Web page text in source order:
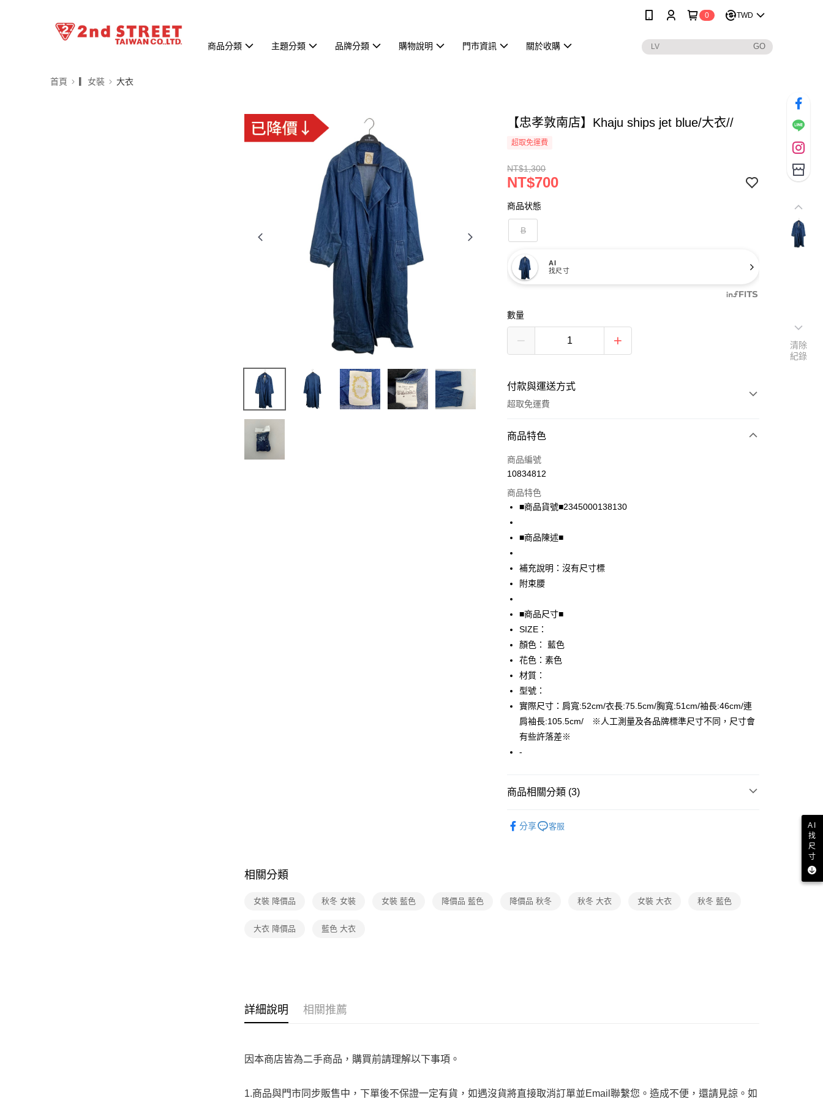
0 TWD
商品分類 主題分類 品牌分類 購物說明 門市資訊 關於收購
首頁 ▎女裝 大衣
【忠孝敦南店】Khaju ships jet blue/大衣//
超取免運費
NT$1,300
NT$700
商品状態
B
AI
找尺寸
數量
付款與運送方式
超取免運費
付款方式
信用卡一次付款
LINE Pay
Apple Pay
悠遊付
AFTEE先享後付
相關說明
【關於「AFTEE先享後付」】
AFTEE先享後付是「在收到商品之後才付款」的支付方式。 讓您購物簡單
便利好安心！
１．簡單：不需註冊會員、不需綁卡、不需儲值。
２．便利：只要手機號碼，簡訊認證，即可結帳。
【「AFTEE先享後付」結帳流程】
１．於結帳方式選擇「AFTEE先享後付」後，將跳轉至「AFTEE先享後
付」結帳頁面，進行簡訊認證並確認金額後，即可完成結帳。
２．訂單成立數日內，您將收到繳費通知簡訊。
※ 請注意：結帳手續完成當下不需立刻繳費，但若您需要取消訂單，請聯
絡購買商品的店家。未經商家同意取消之訂單仍視為有效，需透過AFTEE
※ 交易是否成功請以「AFTEE先享後付 」之結帳頁面顯示為準，若有關於
是否繳費成功／繳費後需取消欲退款等相關疑問，請聯繫「AFTEE先享後
求債權轉讓予恩沛科技股份有限公司。
２．關於個人資料處理事宜，請瀏覽以下網址：
運送方式
全家取貨付款
免運費
付款後全家取貨
免運費
免運費
商品特色
商品編號
10834812
商品特色
■商品貨號■2345000138130
■商品陳述■
補充說明：沒有尺寸標
附束腰
■商品尺寸■
SIZE：
顏色： 藍色
花色：素色
材質：
型號：
實際尺寸：肩寬:52cm/衣長:75.5cm/胸寬:51cm/袖長:46cm/連
肩袖長:105.5cm/ ※人工測量及各品牌標準尺寸不同，尺寸會
有些許落差※
-
商品相關分類 (3)
分享 客服
相關分類
女裝 降價品 秋冬 女裝 女裝 藍色 降價品 藍色 降價品 秋冬 秋冬 大衣 女裝 大衣 秋冬 藍色
大衣 降價品 藍色 大衣
詳細說明 相關推薦
因本商店皆為二手商品，購買前請理解以下事項。
1.商品與門市同步販售中，下單後不保證一定有貨，如遇沒貨將直接取消訂單並Email聯繫您。造成不便，還請見諒。如
清除
紀錄
AI
找
尺
寸